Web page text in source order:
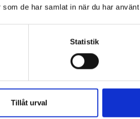
de har samlat in när du har
Statistik
Tillåt urval